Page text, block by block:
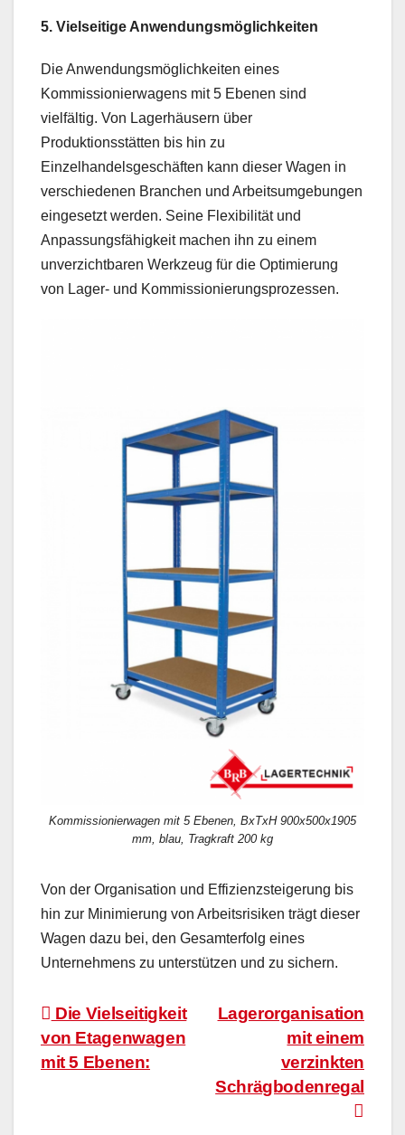
5. Vielseitige Anwendungsmöglichkeiten
Die Anwendungsmöglichkeiten eines
Kommissionierwagens mit 5 Ebenen sind
vielfältig. Von Lagerhäusern über
Produktionsstätten bis hin zu
Einzelhandelsgeschäften kann dieser Wagen in
verschiedenen Branchen und Arbeitsumgebungen
eingesetzt werden. Seine Flexibilität und
Anpassungsfähigkeit machen ihn zu einem
unverzichtbaren Werkzeug für die Optimierung
von Lager- und Kommissionierungsprozessen.
Kommissionierwagen mit 5 Ebenen, BxTxH 900x500x1905
mm, blau, Tragkraft 200 kg
Von der Organisation und Effizienzsteigerung bis
hin zur Minimierung von Arbeitsrisiken trägt dieser
Wagen dazu bei, den Gesamterfolg eines
Unternehmens zu unterstützen und zu sichern.
Beitragsnavigation
Lagerorganisation
mit einem
verzinkten
Schrägbodenregal
Die Vielseitigkeit
von Etagenwagen
mit 5 Ebenen: